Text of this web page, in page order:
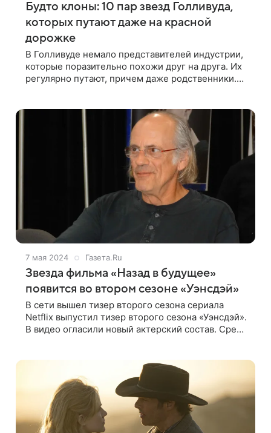
Будто клоны: 10 пар звезд Голливуда,
которых путают даже на красной
дорожке
В Голливуде немало представителей индустрии,
которые поразительно похожи друг на друга. Их
регулярно путают, причем даже родственники.
7 мая 2024 Газета.Ru
Звезда фильма «Назад в будущее»
появится во втором сезоне «Уэнсдэй»
В сети вышел тизер второго сезона сериала
Netflix выпустил тизер второго сезона «Уэнсдэй».
В видео огласили новый актерский состав. Среди